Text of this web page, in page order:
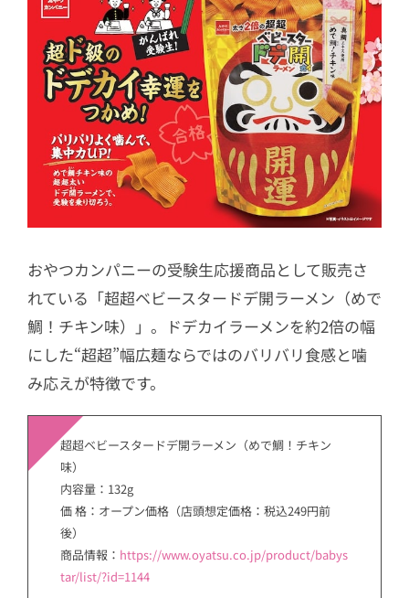
おやつカンパニーの受験生応援商品として販売さ
れている「超超ベビースタードデ開ラーメン（めで
鯛！チキン味）」。ドデカイラーメンを約2倍の幅
にした“超超”幅広麺ならではのバリバリ食感と噛
み応えが特徴です。
超超ベビースタードデ開ラーメン（めで鯛！チキン
味）
内容量：132g
価 格：オープン価格（店頭想定価格：税込249円前
後）
商品情報： https://www.oyatsu.co.jp/product/babys
tar/list/?id=1144